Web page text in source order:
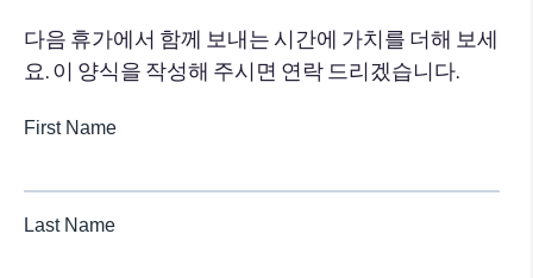
다음 휴가에서 함께 보내는 시간에 가치를 더해 보세
요. 이 양식을 작성해 주시면 연락 드리겠습니다.